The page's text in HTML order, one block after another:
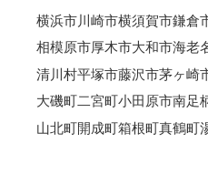
横浜市川崎市横須賀市鎌倉
相模原市厚木市大和市海老
清川村平塚市藤沢市茅ヶ崎
大磯町二宮町小田原市南足
山北町開成町箱根町真鶴町